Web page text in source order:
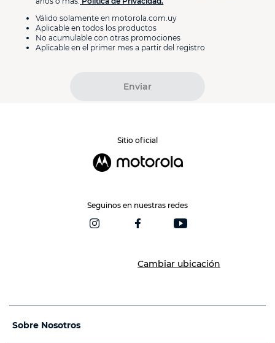
Enviar
Válido solamente en motorola.com.uy
Aplicable en todos los productos
No acumulable con otras promociones
Aplicable en el primer mes a partir del registro
Sitio oficial
Seguinos en nuestras redes
Cambiar ubicación
Sobre Nosotros